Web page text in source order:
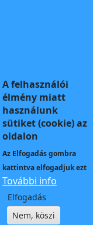
A felhasználói
élmény miatt
használunk
sütiket (cookie) az
oldalon
Az Elfogadásgombra
kattintva elfogadjuk ezt
További info
Elfogadás
Nem, köszi